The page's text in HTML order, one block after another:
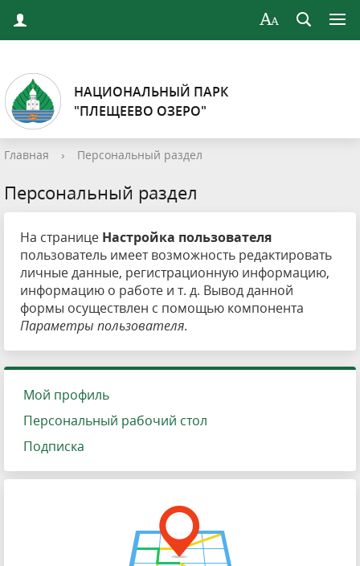
НАЦИОНАЛЬНЫЙ ПАРК
"ПЛЕЩЕЕВО ОЗЕРО"
Главная › Персональный раздел
Персональный раздел
На странице Настройка пользователя
пользователь имеет возможность редактировать
личные данные, регистрационную информацию,
информацию о работе и т. д. Вывод данной
формы осуществлен с помощью компонента
Параметры пользователя.
Мой профиль
Персональный рабочий стол
Подписка